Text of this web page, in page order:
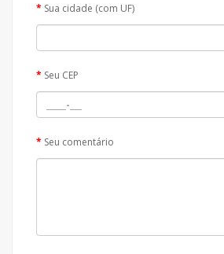
Sua cidade (com UF)
Seu CEP
Seu comentário